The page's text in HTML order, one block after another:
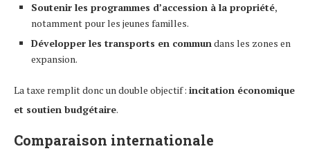
Soutenir les programmes d’accession à la propriété,
notamment pour les jeunes familles.
Développer les transports en commundans les zones en
expansion.
La taxe remplit donc un double objectif : incitation économique
et soutien budgétaire.
Comparaison internationale